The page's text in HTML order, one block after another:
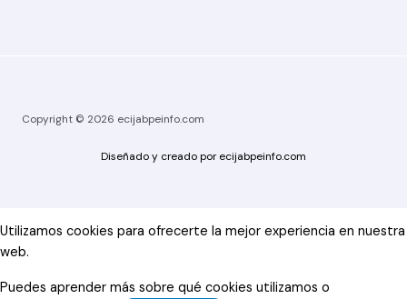
Copyright © 2026 ecijabpeinfo.com
Diseñado y creado por ecijabpeinfo.com
Utilizamos cookies para ofrecerte la mejor experiencia en nuestra
web.
Puedes aprender más sobre qué cookies utilizamos o